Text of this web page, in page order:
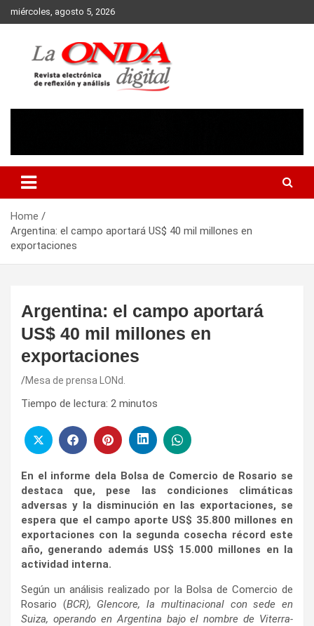
to
miércoles, agosto 5, 2026
Home
Argentina: el campo aportará US$ 40 mil millones en
exportaciones
Argentina: el campo aportará
US$ 40 mil millones en
exportaciones
Mesa de prensa LONd.
Tiempo de lectura: 2 minutos
En el informe dela Bolsa de Comercio de Rosario se
destaca que, pese las condiciones climáticas
adversas y la disminución en las exportaciones, se
espera que el campo aporte US$ 35.800 millones en
exportaciones con la segunda cosecha récord este
año, generando además US$ 15.000 millones en la
actividad interna.
Según un análisis realizado por la Bolsa de Comercio de
Rosario (BCR), Glencore, la multinacional con sede en
Suiza, operando en Argentina bajo el nombre de Viterra-